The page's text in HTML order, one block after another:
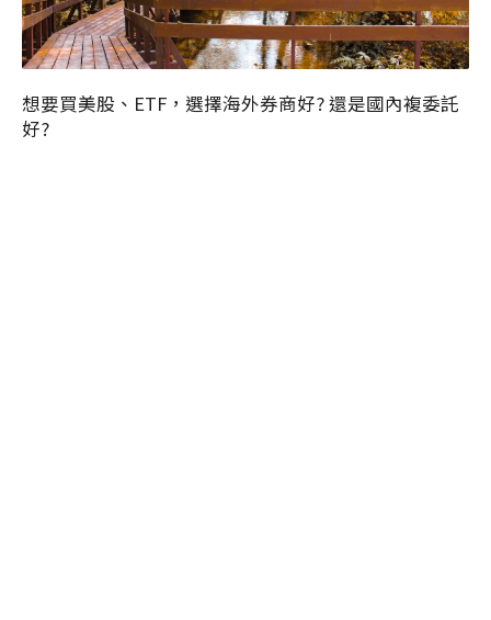
想要買美股、ETF，選擇海外券商好? 還是國內複委託
好?